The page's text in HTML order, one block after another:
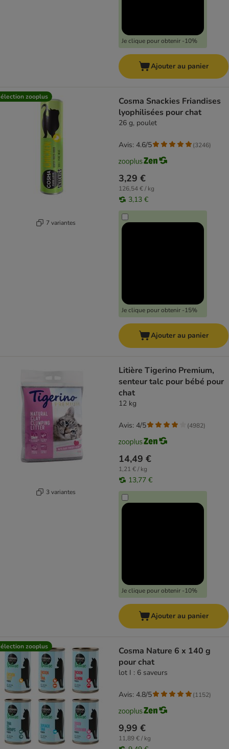
Je clique pour obtenir -10%
Ajouter au panier
zooplus
7 variantes
Cosma Snackies Friandises
lyophilisées pour chat
26 g, poulet
3,29 €
126,54 € / kg
3,13 €
Je clique pour obtenir -15%
Avis: 4.6/5 (3246)
Ajouter au panier
3 variantes
Litière Tigerino Premium,
senteur talc pour bébé pour
chat
12 kg
14,49 €
1,21 € / kg
13,77 €
Je clique pour obtenir -10%
Avis: 4/5 (4982)
Ajouter au panier
zooplus
Cosma Nature 6 x 140 g
pour chat
lot I : 6 saveurs
9,99 €
11,89 € / kg
Avis: 4.8/5 (1152)